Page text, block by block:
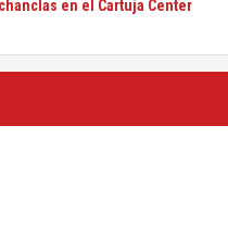
en el Cartuja Center